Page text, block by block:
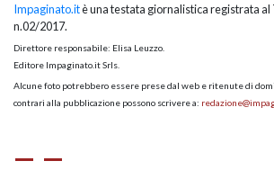
Impaginato.itè una testata giornalistica registrata al
n.02/2017.
Direttore responsabile: Elisa Leuzzo.
Editore Impaginato.it Srls.
Alcune foto potrebbero essere prese dal web e ritenute di
contrari alla pubblicazione possono scrivere a: